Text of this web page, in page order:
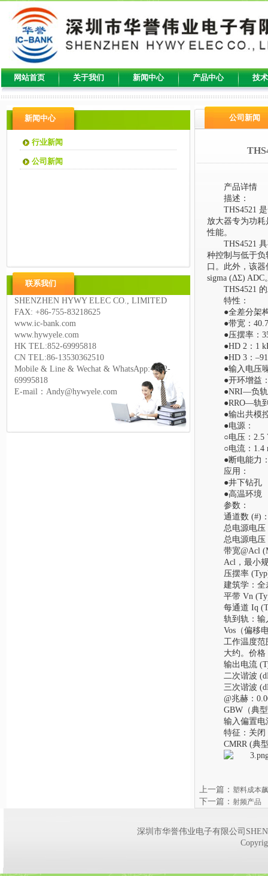
网站首页 关于我们 新闻中心 产品中心 技
新闻中心
行业新闻
公司新闻
联系我们
SHENZHEN HYWY ELEC CO., LIMITED
FAX: +86-755-83218625
www.ic-bank.com
www.hywyele.com
HK TEL:852-69995818
CN TEL:86-13530362510
Mobile & Line & Wechat & WhatsApp:+852-
69995818
E-mail：Andy@hywyele.com
公司新闻
产品详情
描述：
THS4521
放大器专为功
性能。
THS4521
种控制与低于
口。此外，该
sigma (ΔΣ) ADC
THS4521
特性：
●全差分架
●带宽：
●压摆率：
●HD 2：1
●HD 3：
●输入电压
●开环增益
●NRI—负
●RRO—轨
●输出共模
●电源：
○电压：2.5
○电流：1.4
●断电能力
应用：
●井下钻孔
●高温环境
参数：
通道数 (#)
总电源电压
总电源电压
带宽@Acl
Acl，最小
压摆率
建筑学：全
平带 Vn
每通道 Iq
轨到轨：输
Vos（偏移
工作温度范
大约。价格
输出电流
二次谐波
三次谐波
@兆赫：
GBW（典
输入偏置电
特征：关闭
CMRR (典
上一篇： 塑料成本
下一篇： 射频产品
深圳市华誉伟业电子有限公司